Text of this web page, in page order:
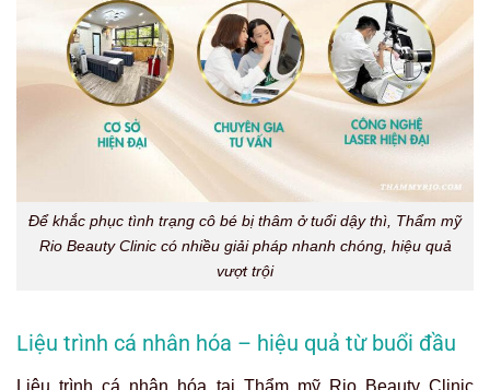
Để khắc phục tình trạng cô bé bị thâm ở tuổi dậy thì, Thẩm mỹ
Rio Beauty Clinic có nhiều giải pháp nhanh chóng, hiệu quả
vượt trội
Liệu trình cá nhân hóa – hiệu quả từ buổi đầu
Liệu trình cá nhân hóa tại Thẩm mỹ Rio Beauty Clinic